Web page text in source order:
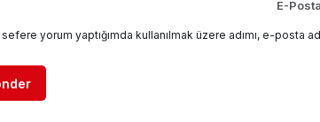
E-Posta
yorum yaptığımda kullanılmak üzere adımı, e-posta